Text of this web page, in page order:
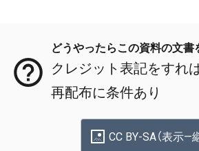
どうやったらこの資料の文書
クレジット表記をすれ
再配布に条件あり
CC BY-SA（表示—